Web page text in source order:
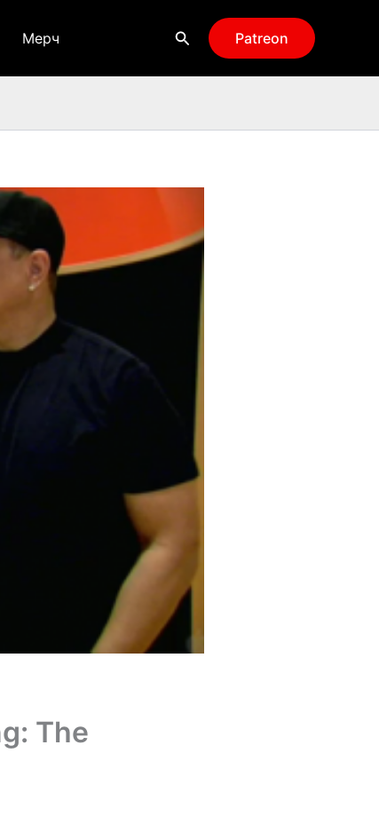
Мерч Поиск Patreon
The